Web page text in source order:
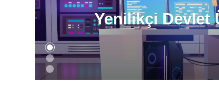
Yenilikçi Devlet